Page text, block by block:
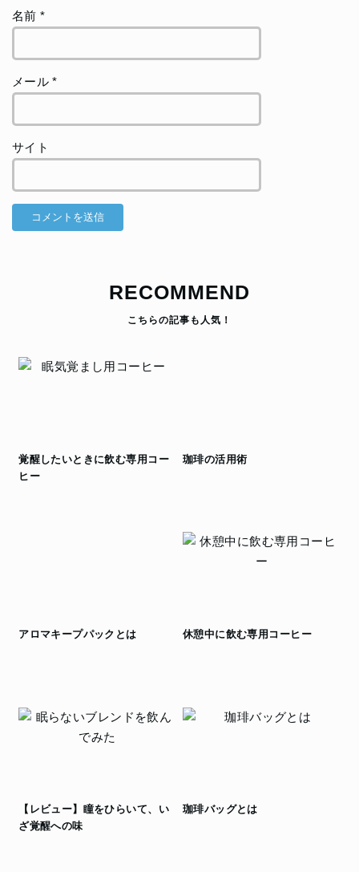
名前 *
メール*
サイト
RECOMMEND
覚醒したいときに飲む専用コー
ヒー
珈琲の活用術
アロマキープパックとは 休憩中に飲む専用コーヒー
【レビュー】瞳をひらいて、い
ざ覚醒への味
珈琲バッグとは